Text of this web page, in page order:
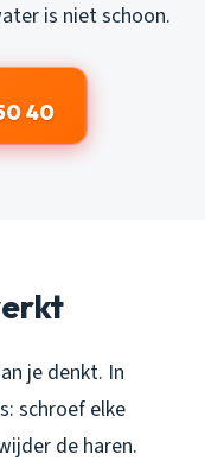
is niet schoon.
40
je denkt. In
schroef elke
de haren.